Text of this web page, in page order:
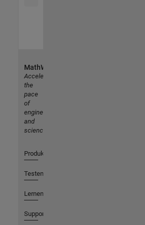
MathWorks
Accelerating
the
pace
of
engineering
and
science
Produkte
Testen oder Kaufen
Lernen
Support